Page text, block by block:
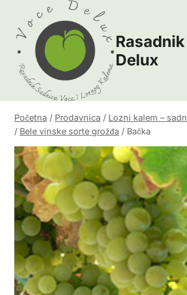
content
Delux
Početna / Prodavnica / Lozni kalem –
/ Bele vinske sorte grožđa / Bačka